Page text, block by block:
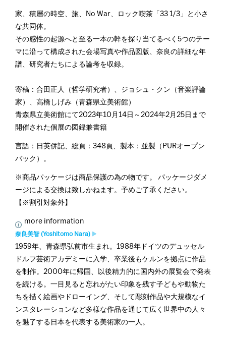
家、積層の時空、旅、No War、ロック喫茶「33 1/3」と小さ
な共同体。
その感性の起源へと至る一本の幹を探り当てるべく5つのテー
マに沿って構成された会場写真や作品図版、奈良の詳細な年
譜、研究者たちによる論考を収録。
寄稿：合田正人（哲学研究者）、ジョシュ・クン（音楽評論
家）、高橋しげみ（青森県立美術館）
青森県立美術館にて2023年10月14日～2024年2月25日まで
開催された個展の図録兼書籍
言語：日英併記、総頁：348頁、製本：並製（PURオープン
バック）。
※商品パッケージは商品保護の為の物です。 パッケージダメ
ージによる交換は致しかねます。予めご了承ください。
【※割引対象外】
more information
奈良美智 (Yoshitomo Nara)
1959年、青森県弘前市生まれ。1988年ドイツのデュッセル
ドルフ芸術アカデミーに入学、卒業後もケルンを拠点に作品
を制作。2000年に帰国、以後精力的に国内外の展覧会で発表
を続ける。一目見ると忘れがたい印象を残す子どもや動物た
ちを描く絵画やドローイング、そして彫刻作品や大規模なイ
ンスタレーションなど多様な作品を通じて広く世界中の人々
を魅了する日本を代表する美術家の一人。